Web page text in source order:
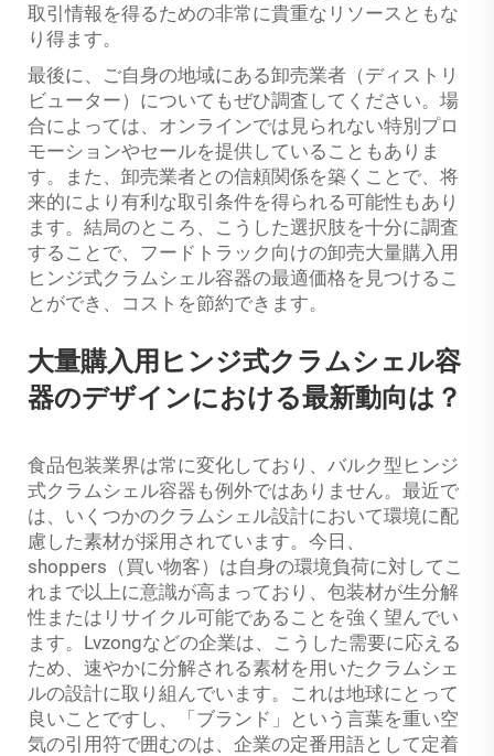
取引情報を得るための非常に貴重なリソースともな
り得ます。
最後に、ご自身の地域にある卸売業者（ディストリ
ビューター）についてもぜひ調査してください。場
合によっては、オンラインでは見られない特別プロ
モーションやセールを提供していることもありま
す。また、卸売業者との信頼関係を築くことで、将
来的により有利な取引条件を得られる可能性もあり
ます。結局のところ、こうした選択肢を十分に調査
することで、フードトラック向けの卸売大量購入用
ヒンジ式クラムシェル容器の最適価格を見つけるこ
とができ、コストを節約できます。
大量購入用ヒンジ式クラムシェル容
器のデザインにおける最新動向は？
食品包装業界は常に変化しており、バルク型ヒンジ
式クラムシェル容器も例外ではありません。最近で
は、いくつかのクラムシェル設計において環境に配
慮した素材が採用されています。今日、
shoppers（買い物客）は自身の環境負荷に対してこ
れまで以上に意識が高まっており、包装材が生分解
性またはリサイクル可能であることを強く望んでい
ます。Lvzongなどの企業は、こうした需要に応える
ため、速やかに分解される素材を用いたクラムシェ
ルの設計に取り組んでいます。これは地球にとって
良いことですし、「ブランド」という言葉を重い空
気の引用符で囲むのは、企業の定番用語として定着